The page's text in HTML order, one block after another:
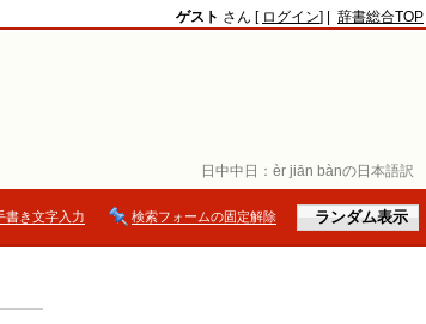
日中中日： èr jiān bànの日本語訳
ゲスト さん [ ログイン] | 辞書総合TOP
書き文字入力 検索フォームの固定解除